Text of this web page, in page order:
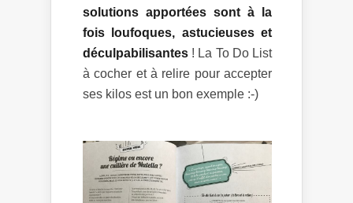
solutions apportées sont à la
fois loufoques, astucieuses et
déculpabilisantes ! La To Do List
à cocher et à relire pour accepter
ses kilos est un bon exemple :-)